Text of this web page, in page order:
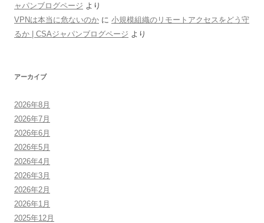
ャパンブログページ より
VPNは本当に危ないのか に 小規模組織のリモートアクセスをどう守
るか | CSAジャパンブログページ より
アーカイブ
2026年8月
2026年7月
2026年6月
2026年5月
2026年4月
2026年3月
2026年2月
2026年1月
2025年12月